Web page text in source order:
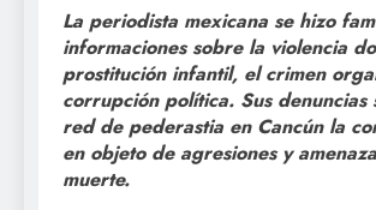
La periodista mexicana se hizo
informaciones sobre la violencia
prostitución infantil, el crimen
corrupción política. Sus denuncias
red de pederastia en Cancún la
en objeto de agresiones y
muerte.